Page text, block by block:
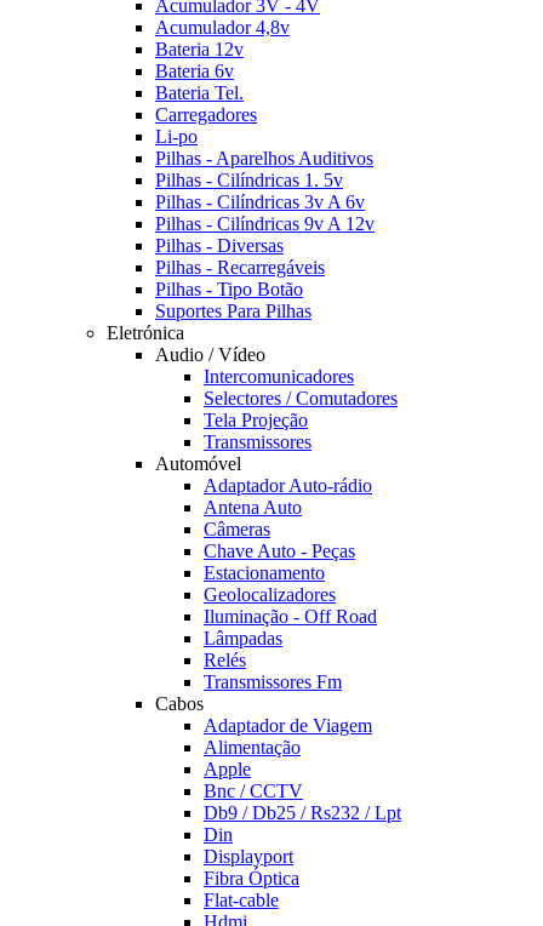
Acumulador 3V - 4V
Acumulador 4,8v
Bateria 12v
Bateria 6v
Bateria Tel.
Carregadores
Li-po
Pilhas - Aparelhos Auditivos
Pilhas - Cilíndricas 1. 5v
Pilhas - Cilíndricas 3v A 6v
Pilhas - Cilíndricas 9v A 12v
Pilhas - Diversas
Pilhas - Recarregáveis
Pilhas - Tipo Botão
Suportes Para Pilhas
Eletrónica
Audio / Vídeo
Intercomunicadores
Selectores / Comutadores
Tela Projeção
Transmissores
Automóvel
Adaptador Auto-rádio
Antena Auto
Câmeras
Chave Auto - Peças
Estacionamento
Geolocalizadores
Iluminação - Off Road
Lâmpadas
Relés
Transmissores Fm
Cabos
Adaptador de Viagem
Alimentação
Apple
Bnc / CCTV
Db9 / Db25 / Rs232 / Lpt
Din
Displayport
Fibra Óptica
Flat-cable
Hdmi